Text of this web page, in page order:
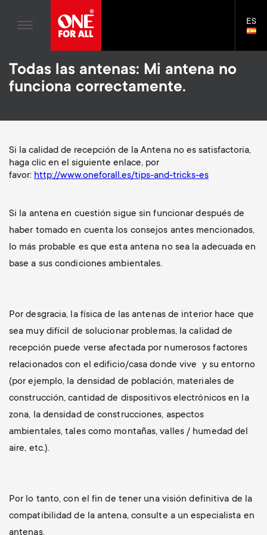
main
content
v
a
o
Soportes de Pared
Soportes de TV
Soportes para monitor
Brazos para monitores de Gaming
S
e
c
o
n
d
r
y
p
r
o
u
c
Accesorios de Montaje
Distribución de señal
Cables
Soportes para barras de sonido
Gestión de cables
Entretenimiento en casa
Gaming
Blogs
House Stories
Sostenibilidad
Asistencia
Mandos a Distancia Universales
Antenas de Televisión
Soportes de monitor
e
c
n
d
a
r
y
s
p
Accesorios
ES
Todas las antenas: Mi antena no
funciona correctamente.
Si la calidad de recepción de la Antena no es satisfactoria,
haga clic en el siguiente enlace, por
favor: http://www.oneforall.es/tips-and-tricks-es
Si la antena en cuestión sigue sin funcionar después de
haber tomado en cuenta los consejos antes mencionados,
lo más probable es que esta antena no sea la adecuada en
base a sus condiciones ambientales.
Por desgracia, la física de las antenas de interior hace que
sea muy difícil de solucionar problemas, la calidad de
recepción puede verse afectada por numerosos factores
relacionados con el edificio/casa donde vive y su entorno
(por ejemplo, la densidad de población, materiales de
construcción, cantidad de dispositivos electrónicos en la
zona, la densidad de construcciones, aspectos
ambientales, tales como montañas, valles / humedad del
aire, etc.).
Por lo tanto, con el fin de tener una visión definitiva de la
compatibilidad de la antena, consulte a un especialista en
antenas.